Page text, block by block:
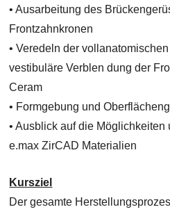
• Ausarbeitung des
Frontzahnkronen
• Veredeln der
vestibuläre Verblen dung der
Ceram
• Formgebung und
• Ausblick auf die
e.max ZirCAD Materialien
Kursziel
Der gesamte